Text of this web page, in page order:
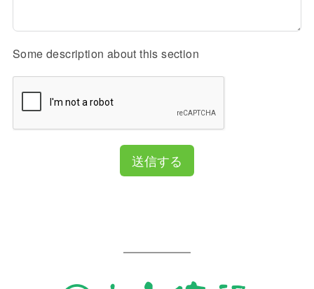
Some description about this section
送信する